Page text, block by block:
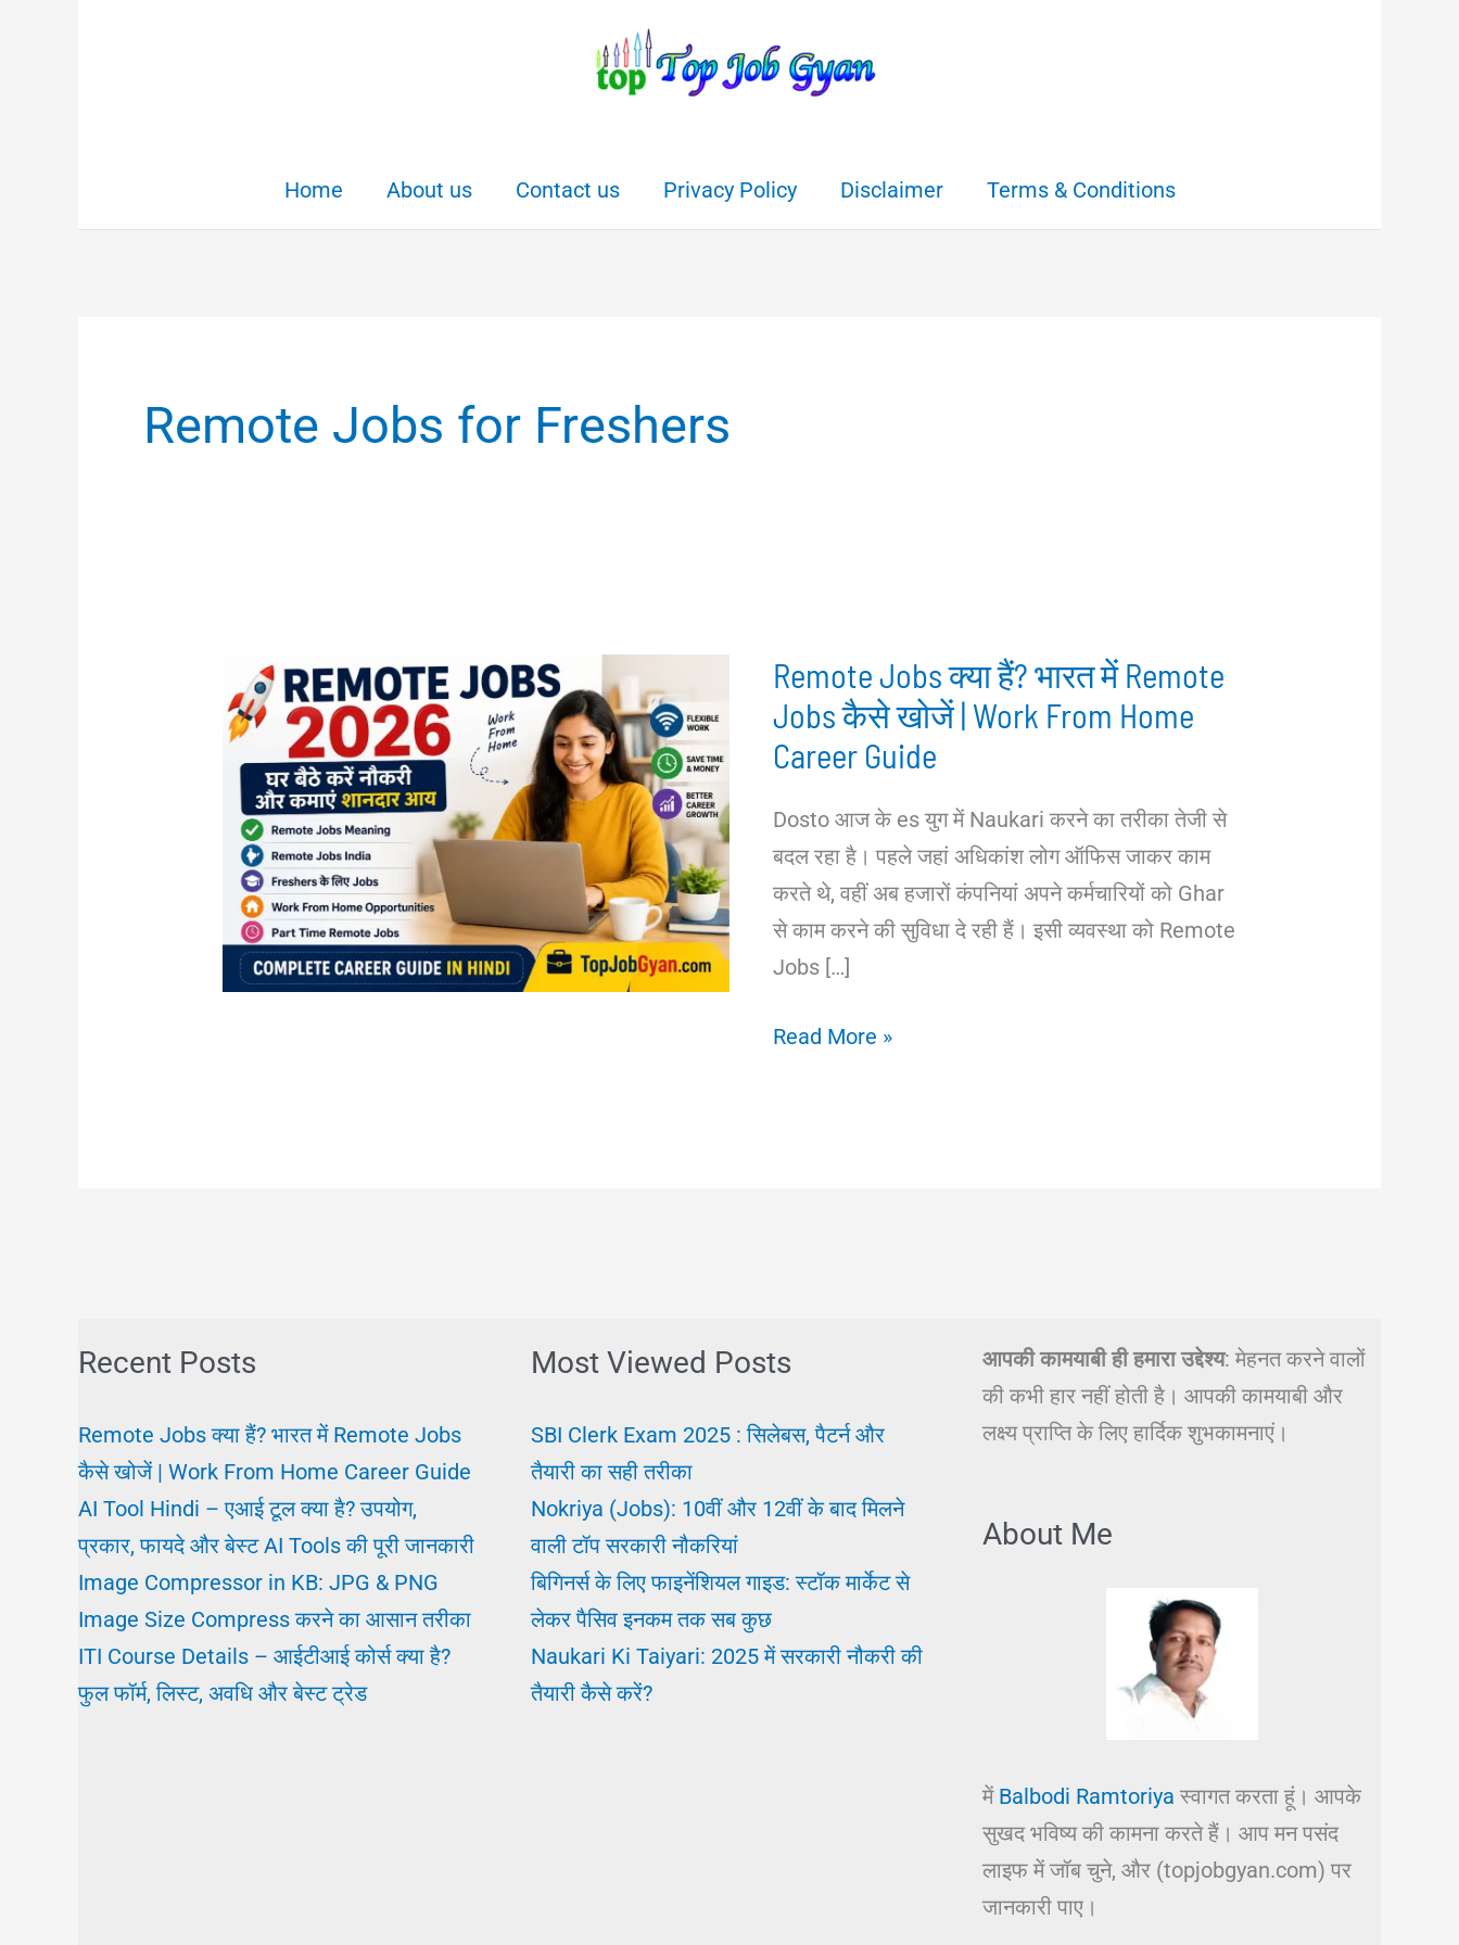
Home About us Contact us Privacy Policy Disclaimer Terms & Conditions
Remote Jobs for Freshers
Remote Jobs क्या हैं? भारत में Remote
Jobs कैसे खोजें | Work From Home
Career Guide
Dosto आज के es युग में Naukari करने का तरीका तेजी से
बदल रहा है। पहले जहां अधिकांश लोग ऑफिस जाकर काम
करते थे, वहीं अब हजारों कंपनियां अपने कर्मचारियों को Ghar
से काम करने की सुविधा दे रही हैं। इसी व्यवस्था को Remote
Jobs […]
Remote
खोजें
Work
Home
Guide
Read More »
Recent Posts
Remote Jobs क्या हैं? भारत में Remote Jobs
कैसे खोजें | Work From Home Career Guide
AI Tool Hindi – एआई टूल क्या है? उपयोग,
प्रकार, फायदे और बेस्ट AI Tools की पूरी जानकारी
Image Compressor in KB: JPG & PNG
Image Size Compress करने का आसान तरीका
ITI Course Details – आईटीआई कोर्स क्या है?
फुल फॉर्म, लिस्ट, अवधि और बेस्ट ट्रेड
Most Viewed Posts
SBI Clerk Exam 2025 : सिलेबस, पैटर्न और
तैयारी का सही तरीका
Nokriya (Jobs): 10वीं और 12वीं के बाद मिलने
वाली टॉप सरकारी नौकरियां
बिगिनर्स के लिए फाइनेंशियल गाइड: स्टॉक मार्केट से
लेकर पैसिव इनकम तक सब कुछ
Naukari Ki Taiyari: 2025 में सरकारी नौकरी की
तैयारी कैसे करें?
आपकी कामयाबी ही हमारा उद्देश्य: मेहनत करने वालों
की कभी हार नहीं होती है। आपकी कामयाबी और
लक्ष्य प्राप्ति के लिए हार्दिक शुभकामनाएं।
About Me
में Balbodi Ramtoriya स्वागत करता हूं। आपके
सुखद भविष्य की कामना करते हैं। आप मन पसंद
लाइफ में जॉब चुने, और (topjobgyan.com) पर
जानकारी पाए।